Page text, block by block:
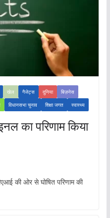
खेल गैजेट्स दुनिया
बिज़नेस
विधानसभा चुनाव शिक्षा जगत स्वास्थ्य
का परिणाम किया
की ओर से घोषित परिणाम की